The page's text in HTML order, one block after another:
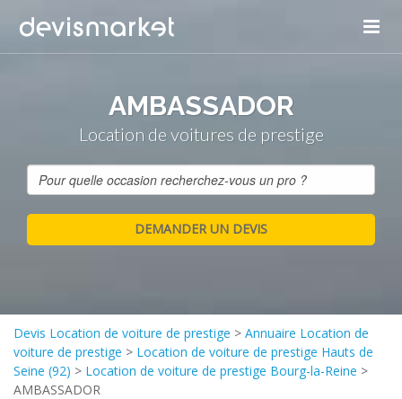
AMBASSADOR
Location de voitures de prestige
Devis Location de voiture de prestige > Annuaire Location de
voiture de prestige > Location de voiture de prestige Hauts de
Seine (92) > Location de voiture de prestige Bourg-la-Reine >
AMBASSADOR